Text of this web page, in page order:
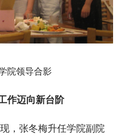
院领导合影
作迈向新台阶
，张冬梅升任学院副院